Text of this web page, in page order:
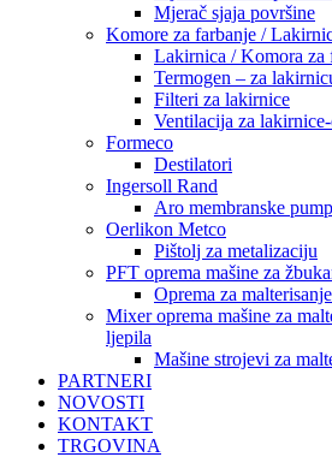
Mjerač sjaja površine
Komore za farbanje /
Lakirnica / Komora za
Termogen – za
Filteri za lakirnice
Ventilacija za
Formeco
Destilatori
Ingersoll Rand
Aro membranske
Oerlikon Metco
Pištolj za metalizaciju
PFT oprema mašine za
Oprema za
Mixer oprema mašine za
ljepila
Mašine strojevi za
PARTNERI
NOVOSTI
KONTAKT
TRGOVINA